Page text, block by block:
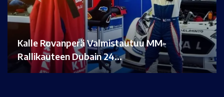
Kalle Rovanperä Valmistautuu MM-
Rallikauteen Dubain 24…